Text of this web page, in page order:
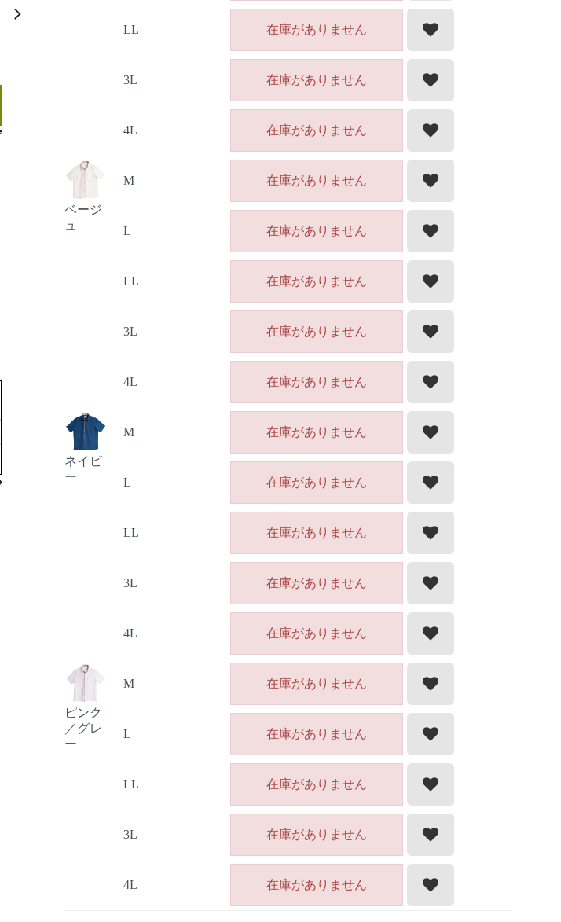
LL 在庫がありません
3L 在庫がありません
4L 在庫がありません
ベージ
ュ
M 在庫がありません
L 在庫がありません
LL 在庫がありません
3L 在庫がありません
4L 在庫がありません
ネイビ
ー
M 在庫がありません
L 在庫がありません
LL 在庫がありません
3L 在庫がありません
4L 在庫がありません
ピンク
／グレ
ー
M 在庫がありません
L 在庫がありません
LL 在庫がありません
3L 在庫がありません
4L 在庫がありません